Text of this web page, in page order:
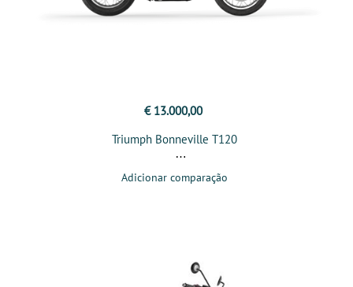
€ 13.000,00
Triumph Bonneville T120
Adicionar comparação